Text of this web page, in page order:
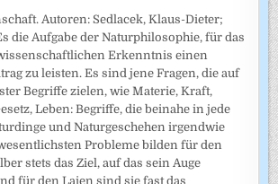
Autoren: Sedlacek, Klaus-Dieter;
die Aufgabe der Naturphilosophie, für das
Erkenntnis einen
zu leisten. Es sind jene Fragen, die auf
Begriffe zielen, wie Materie, Kraft,
Leben: Begriffe, die beinahe in jede
und Naturgeschehen irgendwie
Probleme bilden für den
stets das Ziel, auf das sein Auge
für den Laien sind sie fast das